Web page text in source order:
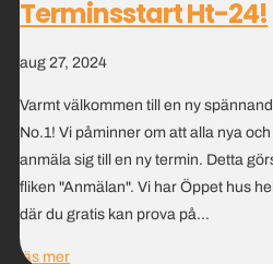
Terminsstart Ht-24!
aug 27, 2024
Varmt välkommen till en ny
No.1! Vi påminner om att alla nya
anmäla sig till en ny termin. Detta
fliken "Anmälan". Vi har Öppet hus
där du gratis kan prova på...
läs mer